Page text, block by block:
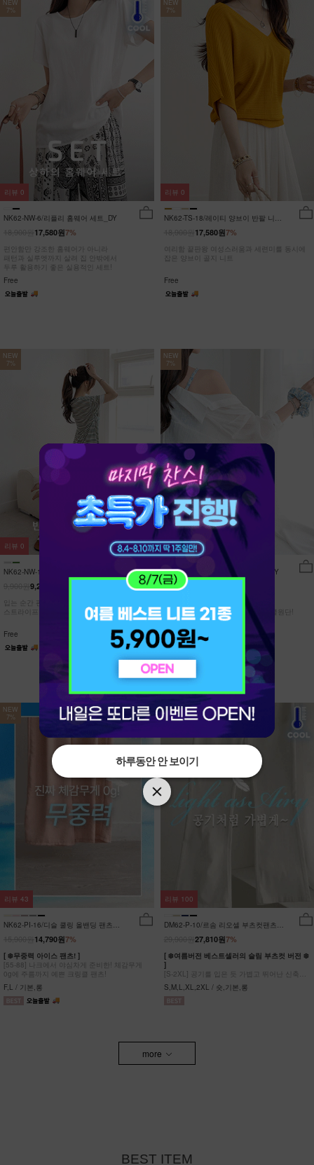
NEW
7%
NK62-NW-6/리플리 홈웨어 세트_DY
7%
17,580원
편안함만 강조한 홈웨어가 아니라
패턴과 실루엣까지 살려 집 안밖에서
두루 활용하기 좋은 실용적인 세트!
Free
리뷰 0
NEW
7%
NK62-TS-18/레이티 양브이 반팔 니트
7%
17,580원
여리함 끝판왕 여성스러움과 세련미를 동시에
잡은 양브이 골지 니트
Free
리뷰 0
NEW
7%
NK62-NW-11/유포니 반팔+반바지 홈웨
9,210원
입는 순간 편안함이 달라지는 캡내장
스트라이프 홈웨어 SET
Free
리뷰 0
NEW
7%
NK62-TS-32/일루민 뒤트임 셔츠_DY
21,900원
[ 답답한ZERO! 시스루 원단! ]
[55-99] 은은하게 반짝이는 고급링클원단!
자연스럽게 흐르는 핏!
Free
리뷰15
NEW
7%
NK62-PI-16/디슬 쿨링 올밴딩 팬츠
7%
14,790원
[ ❄️무중력 아이스 팬츠! ]
[55-88] 나크에서 야심차게 준비한! 체감무게
0g에 주름까지 예쁜 크링클 팬츠!
F,L / 기본,롱
리뷰 43
NEW
7%
DM62-P-10/르솜 리오셀 부츠컷팬츠
7%
27,810원
[ ❄️여름버전 베스트셀러의 슬림 부츠컷 버전 ❄️
]
[S-2XL] 공기를 입은 듯 가볍고 뛰어난 신축성
원단에 슬림함을 더한 부츠컷 팬츠!
S,M,L,XL,2XL / 숏,기본,롱
리뷰 100
more
BEST ITEM
하루동안 안 보이기
하루동안 안 보이기